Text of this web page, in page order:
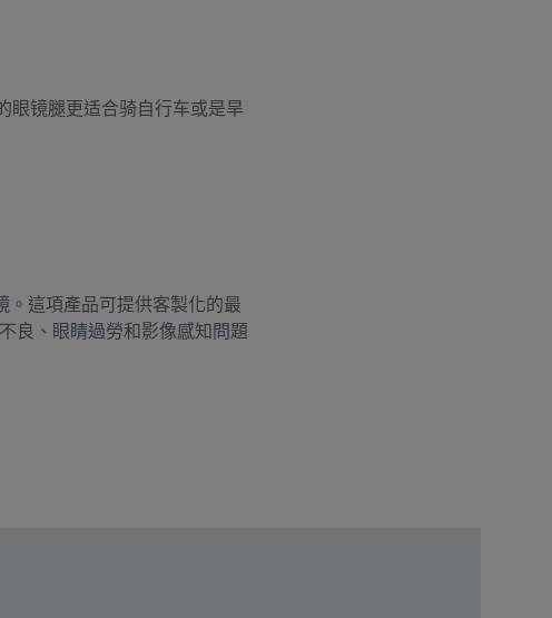
眼镜腿更适合骑自行车或是旱
。這項產品可提供客製化的最
良、眼睛過勞和影像感知問題